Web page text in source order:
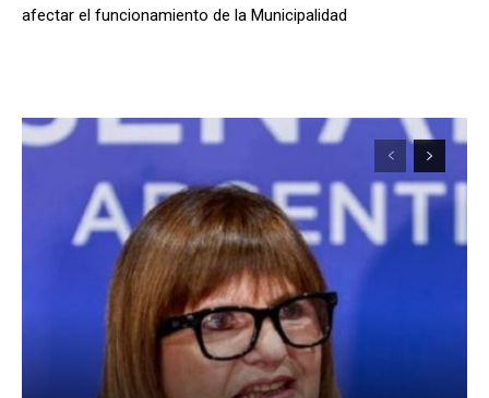
afectar el funcionamiento de la Municipalidad